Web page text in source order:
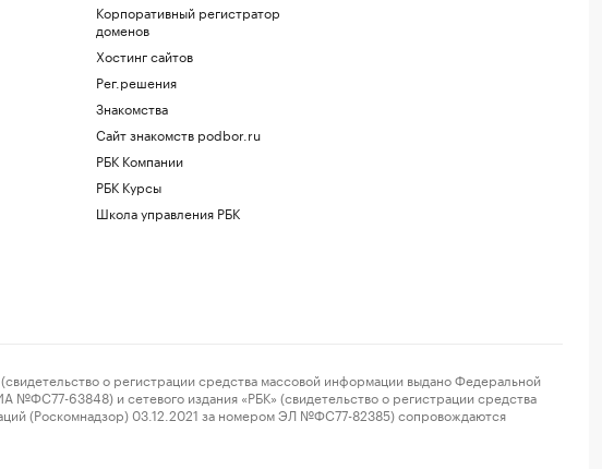
Корпоративный регистратор
доменов
Хостинг сайтов
Рег.решения
Знакомства
Сайт знакомств podbor.ru
РБК Компании
РБК Курсы
Школа управления РБК
о регистрации средства массовой информации выдано Федеральной
63848) и сетевого издания «РБК» (свидетельство о регистрации средства
(Роскомнадзор) 03.12.2021 за номером ЭЛ №ФС77-82385) сопровождаются